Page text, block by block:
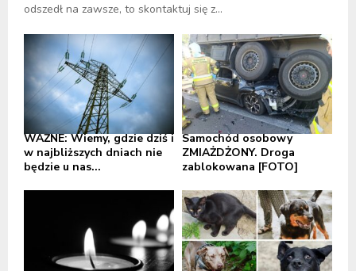
odszedł na zawsze, to skontaktuj się z...
WAŻNE: Wiemy, gdzie dziś i
w najbliższych dniach nie
będzie u nas...
Samochód osobowy
ZMIAŻDŻONY. Droga
zablokowana [FOTO]